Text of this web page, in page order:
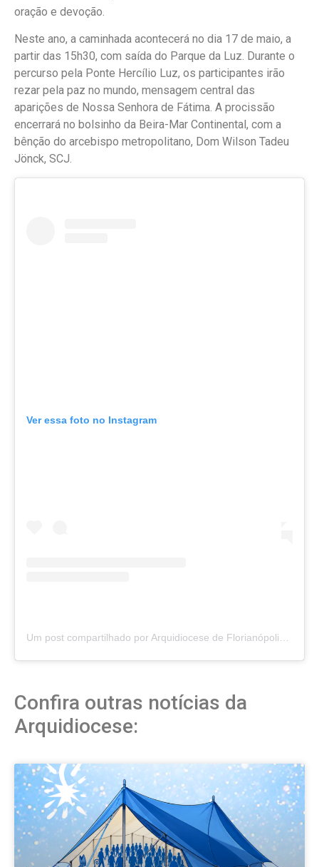
oração e devoção.
Neste ano, a caminhada acontecerá no dia 17 de maio, a
partir das 15h30, com saída do Parque da Luz. Durante o
percurso pela Ponte Hercílio Luz, os participantes irão
rezar pela paz no mundo, mensagem central das
aparições de Nossa Senhora de Fátima. A procissão
encerrará no bolsinho da Beira-Mar Continental, com a
bênção do arcebispo metropolitano, Dom Wilson Tadeu
Jönck, SCJ.
Ver essa foto no Instagram
Um post compartilhado por Arquidiocese de Florianópolis (@arquifloripa)
Confira outras notícias da
Arquidiocese: